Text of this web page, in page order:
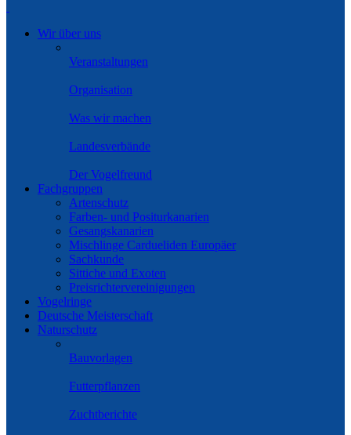
Wir über uns
Veranstaltungen
Organisation
Was wir machen
Landesverbände
Der Vogelfreund
Fachgruppen
Artenschutz
Farben- und Positurkanarien
Gesangskanarien
Mischlinge Cardueliden Europäer
Sachkunde
Sittiche und Exoten
Preisrichtervereinigungen
Vogelringe
Deutsche Meisterschaft
Naturschutz
Bauvorlagen
Futterpflanzen
Zuchtberichte